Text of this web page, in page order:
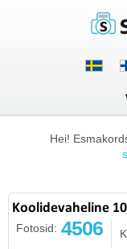
Hei!
Koolidevaheline
Fotosid: 4506